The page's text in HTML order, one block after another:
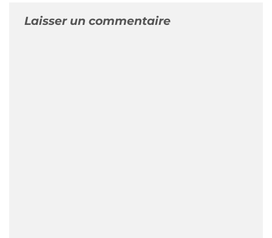
Laisser un commentaire